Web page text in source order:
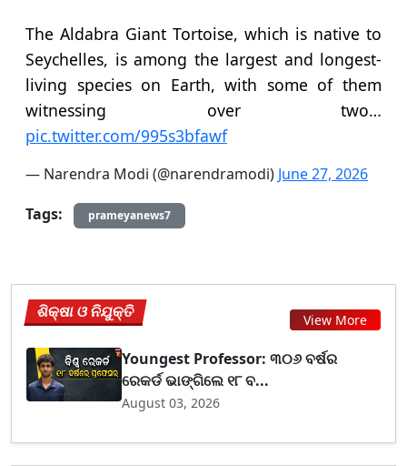
The Aldabra Giant Tortoise, which is native to
Seychelles, is among the largest and longest-
living species on Earth, with some of them
witnessing over two…
pic.twitter.com/995s3bfawf
— Narendra Modi (@narendramodi) June 27, 2026
Tags:
prameyanews7
ଶିକ୍ଷା ଓ ନିଯୁକ୍ତି View More
Youngest Professor: ୩୦୬ ବର୍ଷର
ରେକର୍ଡ ଭାଙ୍ଗିଲେ ୧୮ ବ...
August 03, 2026